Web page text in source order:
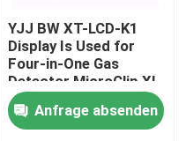
YJJ BW XT-LCD-K1
Display Is Used for
Four-in-One Gas
Detector MicroClip XL
MCXL-XWHM-Y-CN
Anfrage absenden